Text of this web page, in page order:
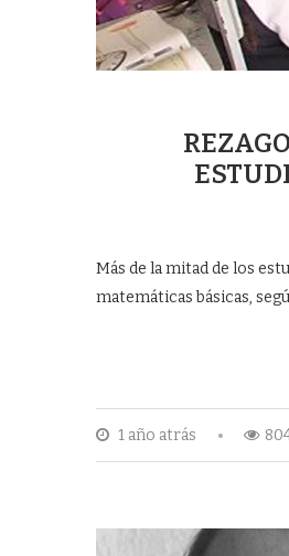
Más de la mitad de los
matemáticas básicas,
1 año atrás